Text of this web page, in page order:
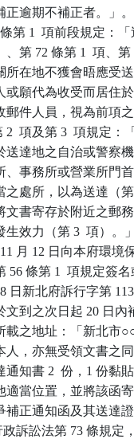
正逾期不補正者。」。
第 1  項前段規定：
、第 72 條第 1  項、
所在地不獲會晤應受
或願代為收受而居住
郵件人員，視為前項
2  項及第 3  項規定
送達地之自治或警察
、事務所或營業所門
之處所，以為送達（
文書寄存於附近之郵
效力（第 3  項）。」
月 12 日向本府環境
56 條第 1  項規定簽
28 日新北府訴行字第
文到之次日起 20 日內
載之地址：「新北市
人，亦無受領文書之
通知書 2  份，1 份黏
適當位置，並將該函
補正通知函及其送達
行政訴訟法第 73 條規